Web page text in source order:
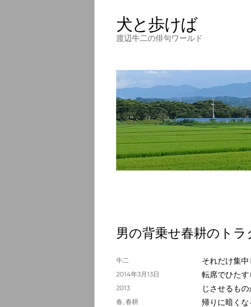
犬と歩けば
渡辺牛二の俳句ワールド
男の背乗せ春耕のトラ
それだけ集
転席でひた
じさせるも
帰りに暗く
投
牛二
投
2014年3月13日
カ
テ
2013
タ
春, 春耕